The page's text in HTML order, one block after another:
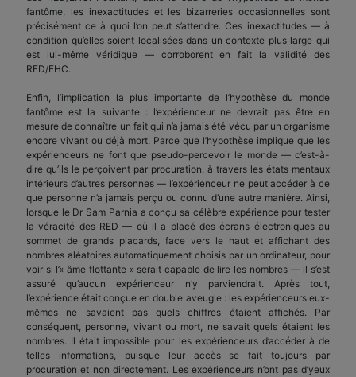
fantôme, les inexactitudes et les bizarreries occasionnelles sont
précisément ce à quoi l’on peut s’attendre. Ces inexactitudes — à
condition qu’elles soient localisées dans un contexte plus large qui
est lui-même véridique — corroborent en fait la validité des
RED/EHC.
Enfin, l’implication la plus importante de l’hypothèse du monde
fantôme est la suivante : l’expérienceur ne devrait pas être en
mesure de connaître un fait qui n’a jamais été vécu par un organisme
encore vivant ou déjà mort. Parce que l’hypothèse implique que les
expérienceurs ne font que pseudo-percevoir le monde — c’est-à-
dire qu’ils le perçoivent par procuration, à travers les états mentaux
intérieurs d’autres personnes — l’expérienceur ne peut accéder à ce
que personne n’a jamais perçu ou connu d’une autre manière. Ainsi,
lorsque le Dr Sam Parnia a conçu sa célèbre expérience pour tester
la véracité des RED — où il a placé des écrans électroniques au
sommet de grands placards, face vers le haut et affichant des
nombres aléatoires automatiquement choisis par un ordinateur, pour
voir si l’« âme flottante » serait capable de lire les nombres — il s’est
assuré qu’aucun expérienceur n’y parviendrait. Après tout,
l’expérience était conçue en double aveugle : les expérienceurs eux-
mêmes ne savaient pas quels chiffres étaient affichés. Par
conséquent, personne, vivant ou mort, ne savait quels étaient les
nombres. Il était impossible pour les expérienceurs d’accéder à de
telles informations, puisque leur accès se fait toujours par
procuration et non directement. Les expérienceurs n’ont pas d’yeux